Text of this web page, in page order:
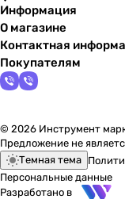
Информация
О магазине
Контактная
Покупателям
© 2026 Инструмент
Предложение не
Темная тема
Персональные данные
Разработано в